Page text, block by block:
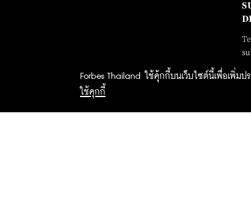
Forbes Thailand ใช้คุ้กกี้บนเว็บไซต์นี้เพื่อเพิ่ม
ใช้คุกกี้